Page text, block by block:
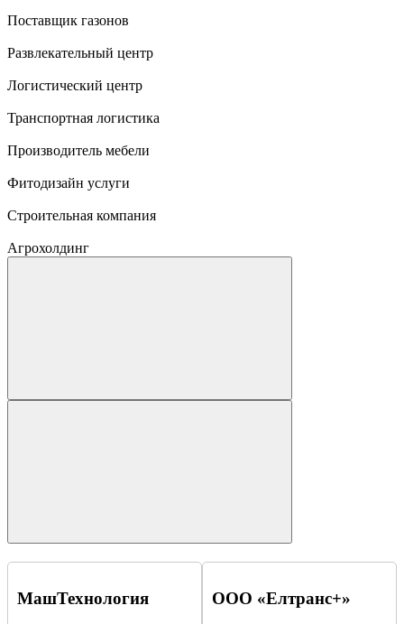
Поставщик газонов
Развлекательный центр
Логистический центр
Транспортная логистика
Производитель мебели
Фитодизайн услуги
Строительная компания
Агрохолдинг
МашТехнология ООО «Елтранс+»